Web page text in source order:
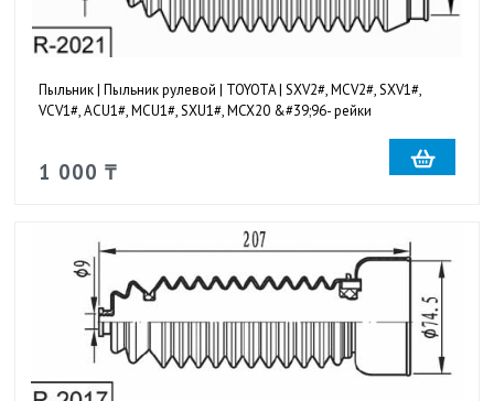
Пыльник | Пыльник рулевой | TOYOTA | SXV2#, MCV2#, SXV1#,
VCV1#, ACU1#, MCU1#, SXU1#, MCX20 &#39;96- рейки
1 000 ₸